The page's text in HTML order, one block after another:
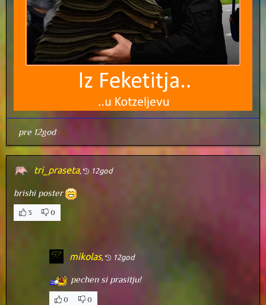
pre 12god
tri_praseta, 12god
brishi poster
3 0
mikolas, 12god
pechen si prasitju!
0 0